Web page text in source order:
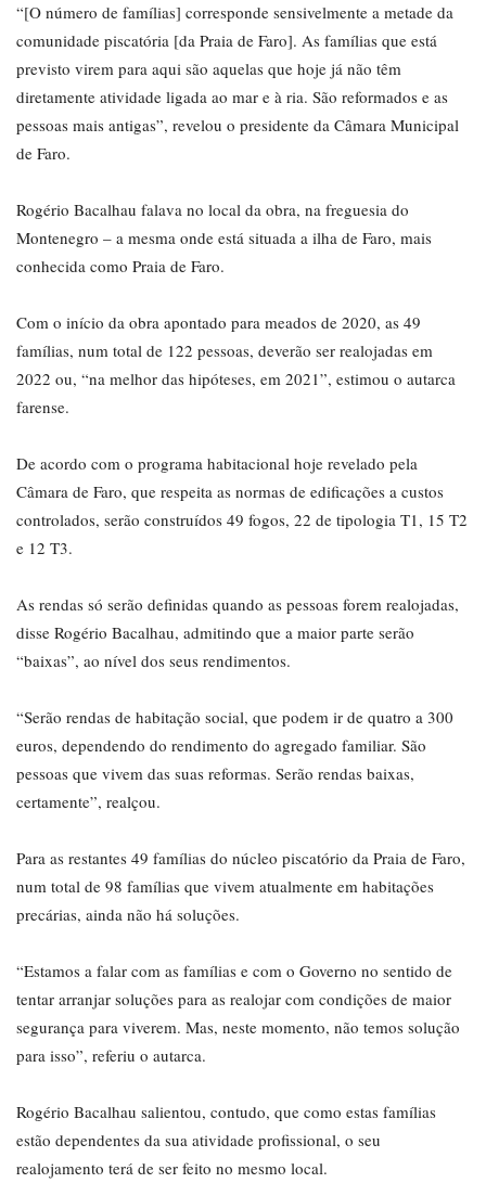
“[O número de famílias] corresponde sensivelmente a metade da
comunidade piscatória [da Praia de Faro]. As famílias que está
previsto virem para aqui são aquelas que hoje já não têm
diretamente atividade ligada ao mar e à ria. São reformados e as
pessoas mais antigas”, revelou o presidente da Câmara Municipal
de Faro.
Rogério Bacalhau falava no local da obra, na freguesia do
Montenegro – a mesma onde está situada a ilha de Faro, mais
conhecida como Praia de Faro.
Com o início da obra apontado para meados de 2020, as 49
famílias, num total de 122 pessoas, deverão ser realojadas em
2022 ou, “na melhor das hipóteses, em 2021”, estimou o autarca
farense.
De acordo com o programa habitacional hoje revelado pela
Câmara de Faro, que respeita as normas de edificações a custos
controlados, serão construídos 49 fogos, 22 de tipologia T1, 15 T2
e 12 T3.
As rendas só serão definidas quando as pessoas forem realojadas,
disse Rogério Bacalhau, admitindo que a maior parte serão
“baixas”, ao nível dos seus rendimentos.
“Serão rendas de habitação social, que podem ir de quatro a 300
euros, dependendo do rendimento do agregado familiar. São
pessoas que vivem das suas reformas. Serão rendas baixas,
certamente”, realçou.
Para as restantes 49 famílias do núcleo piscatório da Praia de Faro,
num total de 98 famílias que vivem atualmente em habitações
precárias, ainda não há soluções.
“Estamos a falar com as famílias e com o Governo no sentido de
tentar arranjar soluções para as realojar com condições de maior
segurança para viverem. Mas, neste momento, não temos solução
para isso”, referiu o autarca.
Rogério Bacalhau salientou, contudo, que como estas famílias
estão dependentes da sua atividade profissional, o seu
realojamento terá de ser feito no mesmo local.